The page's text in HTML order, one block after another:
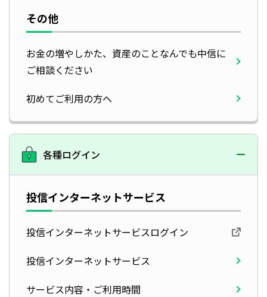
その他
お金の増やしかた、資産のことなんでも中信に
ご相談ください
初めてご利用の方へ
各種ログイン
投信インターネットサービス
投信インターネットサービスログイン
投信インターネットサービス
サービス内容・ご利用時間